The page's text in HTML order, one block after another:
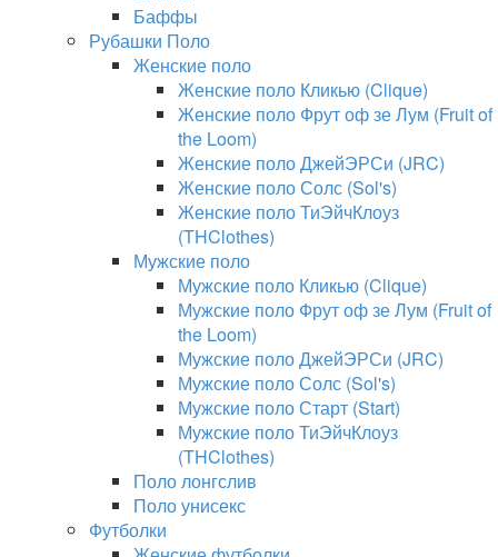
Баффы
Рубашки Поло
Женские поло
Женские поло Кликью (Clique)
Женские поло Фрут оф зе Лум (Fruit of
the Loom)
Женские поло ДжейЭРСи (JRC)
Женские поло Солс (Sol's)
Женские поло ТиЭйчКлоуз
(THClothes)
Мужские поло
Мужские поло Кликью (Clique)
Мужские поло Фрут оф зе Лум (Fruit of
the Loom)
Мужские поло ДжейЭРСи (JRC)
Мужские поло Солс (Sol's)
Мужские поло Старт (Start)
Мужские поло ТиЭйчКлоуз
(THClothes)
Поло лонгслив
Поло унисекс
Футболки